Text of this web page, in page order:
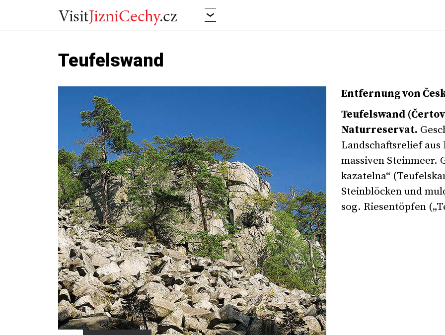
Teufelswand
Entfernung von
Teufelswand
Naturreservat.
Landschaftsrelief
massiven Steinmeer.
kazatelna“ (
Steinblöcken und
sog. Riesentöpfen